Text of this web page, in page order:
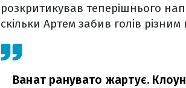
розкритикував теперішнього
скільки Артем забив голів різним
Ванат ранувато жартує.